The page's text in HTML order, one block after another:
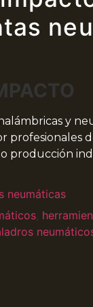
y
profesionales
producción
neumáticas
,